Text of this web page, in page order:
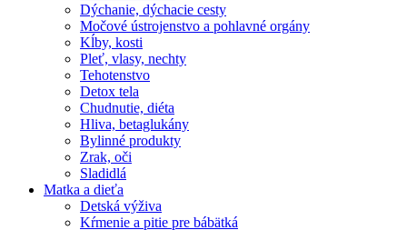
Dýchanie, dýchacie cesty
Močové ústrojenstvo a pohlavné orgány
Kĺby, kosti
Pleť, vlasy, nechty
Tehotenstvo
Detox tela
Chudnutie, diéta
Hliva, betaglukány
Bylinné produkty
Zrak, oči
Sladidlá
Matka a dieťa
Detská výživa
Kŕmenie a pitie pre bábätká